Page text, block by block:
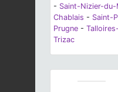
- Saint-Nizier-
Chablais - Saint-
Prugne -
Trizac